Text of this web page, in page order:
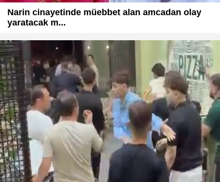
Narin cinayetinde müebbet alan amcadan olay
yaratacak m...